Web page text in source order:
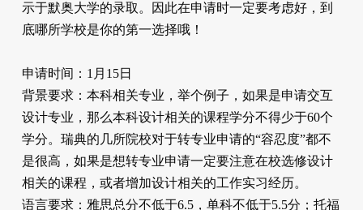
示于默奥大学的录取。因此在申请时一定要考虑好，到
底哪所学校是你的第一选择哦！
申请时间：1月15日
背景要求：本科相关专业，举个例子，如果是申请交互
设计专业，那么本科设计相关的课程学分不得少于60个
学分。瑞典的几所院校对于转专业申请的“容忍度”都不
是很高，如果是想转专业申请一定要注意在校选修设计
相关的课程，或者增加设计相关的工作实习经历。
语言要求：雅思总分不低于6.5，单科不低于5.5分；托福